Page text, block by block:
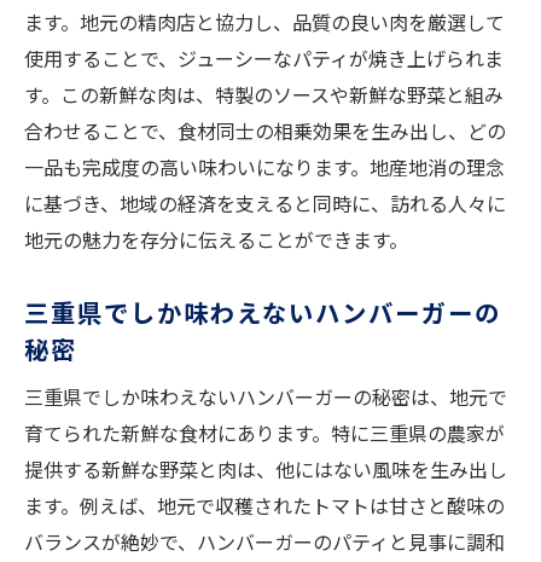
新鮮なハーブが香る特製ソース
直送の野菜が生み出すフレッシュな味わい
香ばしい焼き加減が生む特別な食感
三重県の新鮮食材で作る香り高いハンバーガー
の秘密
地元で育つ野菜の香りの秘密
三重県産肉の美味しさの理由
秘密のスパイスブレンドとその効果
素材にこだわった手作りの製法
新鮮さを保つための工夫と努力
香ばしいパティが引き立てる三重県ハンバーガ
ーの魅力
焼き加減にこだわった絶妙なパティ
ます。地元の精肉店と協力し、品質の良い肉を厳選して
使用することで、ジューシーなパティが焼き上げられま
す。この新鮮な肉は、特製のソースや新鮮な野菜と組み
合わせることで、食材同士の相乗効果を生み出し、どの
一品も完成度の高い味わいになります。地産地消の理念
に基づき、地域の経済を支えると同時に、訪れる人々に
地元の魅力を存分に伝えることができます。
三重県でしか味わえないハンバーガーの
秘密
三重県でしか味わえないハンバーガーの秘密は、地元で
育てられた新鮮な食材にあります。特に三重県の農家が
提供する新鮮な野菜と肉は、他にはない風味を生み出し
ます。例えば、地元で収穫されたトマトは甘さと酸味の
バランスが絶妙で、ハンバーガーのパティと見事に調和